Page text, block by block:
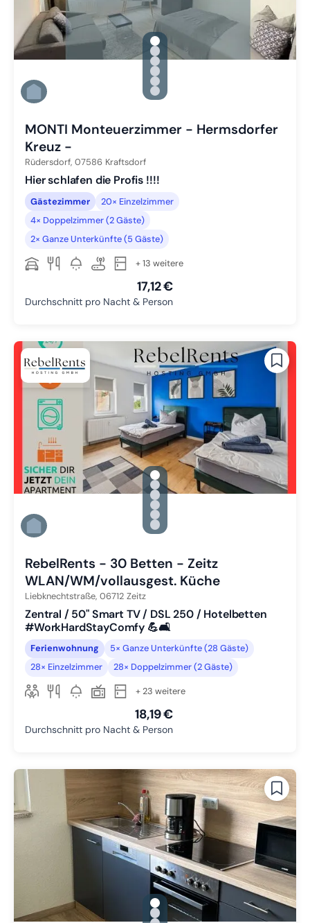
gallery.slide_selector
Zu Slide 1 wechseln
Zu Slide 2 wechseln
Zu Slide 3 wechseln
Zu Slide 4 wechseln
Zu Slide 5 wechseln
Zu Slide 6 wechseln
MONTI Monteuerzimmer - Hermsdorfer
Kreuz -
Rüdersdorf, 07586 Kraftsdorf
Hier schlafen die Profis !!!!
Gästezimmer
20× Einzelzimmer
4× Doppelzimmer (2 Gäste)
2× Ganze Unterkünfte (5 Gäste)
+ 13 weitere
17,12 €
Durchschnitt pro Nacht & Person
gallery.slide_selector
Zu Slide 1 wechseln
Zu Slide 2 wechseln
Zu Slide 3 wechseln
Zu Slide 4 wechseln
Zu Slide 5 wechseln
Zu Slide 6 wechseln
RebelRents - 30 Betten - Zeitz
WLAN/WM/vollausgest. Küche
Liebknechtstraße, 06712 Zeitz
Zentral / 50" Smart TV / DSL 250 / Hotelbetten
#WorkHardStayComfy 💪🛋️
Ferienwohnung
5× Ganze Unterkünfte (28 Gäste)
28× Einzelzimmer
28× Doppelzimmer (2 Gäste)
+ 23 weitere
18,19 €
Durchschnitt pro Nacht & Person
gallery.slide_selector
Zu Slide 1 wechseln